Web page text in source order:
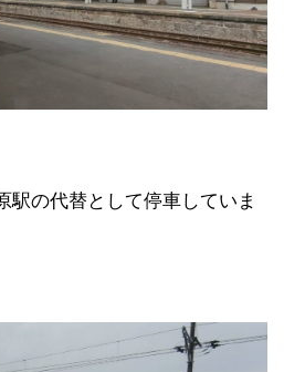
駅の代替として停車していま